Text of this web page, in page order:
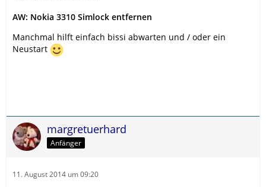
AW: Nokia 3310 Simlock entfernen
Manchmal hilft einfach bissi abwarten und / oder ein
Neustart
margretuerhard
Anfänger
11. August 2014 um 09:20